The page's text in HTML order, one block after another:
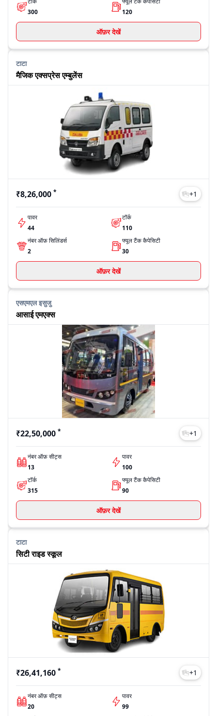
300
120
ऑफ़र देखें
टाटा
मैजिक एक्सप्रेस एम्बुलेंस
₹8,26,000 * +1
पावर
44
टॉर्क
110
नंबर ऑफ़ सिलिंडर्स
2
फ्यूल टैंक कैपेसिटी
30
ऑफ़र देखें
एसएमएल इसुजु
आसाई एमएक्स
₹22,50,000 * +1
नंबर ऑफ़ सीट्स
13
पावर
100
टॉर्क
315
फ्यूल टैंक कैपेसिटी
90
ऑफ़र देखें
टाटा
सिटी राइड स्कूल
₹26,41,160 * +1
नंबर ऑफ़ सीट्स
20
पावर
99